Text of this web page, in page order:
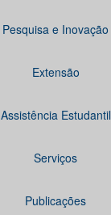
Pesquisa e Inovação
Extensão
Assistência Estudantil
Serviços
Publicações